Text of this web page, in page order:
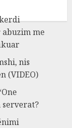
abuzim me
nis
(VIDEO)
serverat?